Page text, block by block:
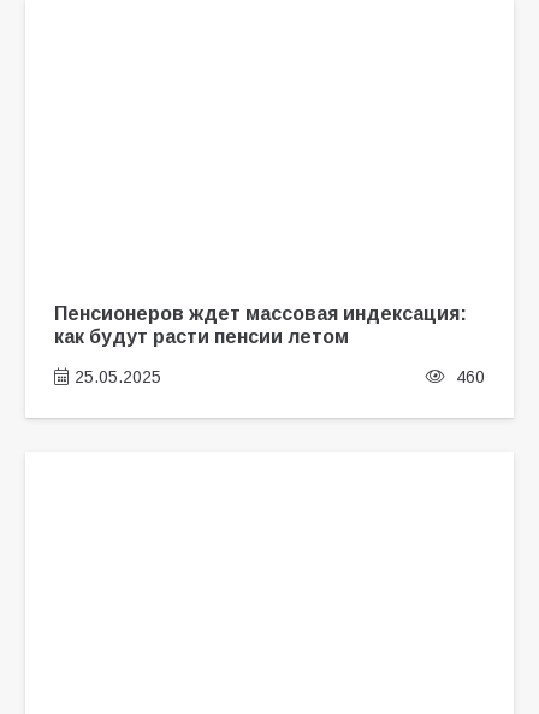
Пенсионеров ждет массовая индексация:
как будут расти пенсии летом
25.05.2025 460